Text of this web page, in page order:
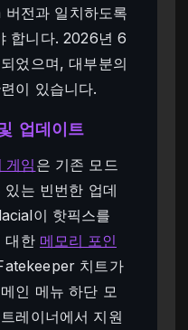
전과 일치하도록
합니다. 2026년 6
었으며, 대부분의
이 있습니다.
업데이트
게임 은 기존 모드
는 빈번한 업데
이 핫픽스를
대한 메모리 포인
치트가
인 메뉴 하단 모
레이너에서 지원